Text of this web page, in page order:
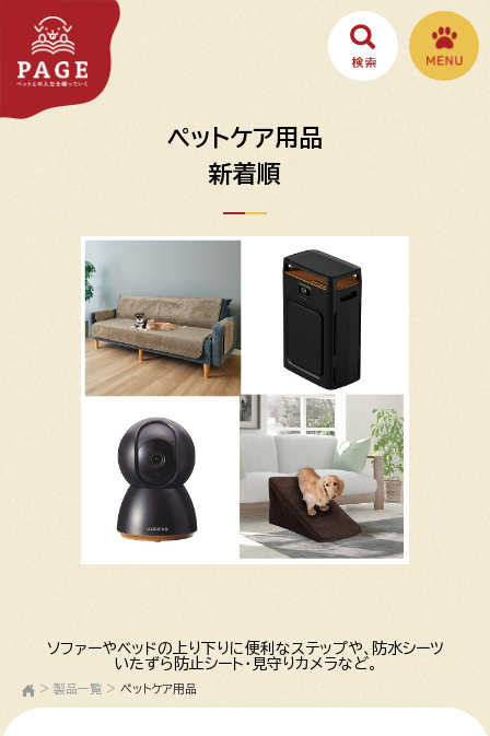
ペットケア用品
新着順
ソファーやベッドの上り下りに便利なステップや、防水シーツ
いたずら防止シート・見守りカメラなど。
> 製品一覧 > ペットケア用品